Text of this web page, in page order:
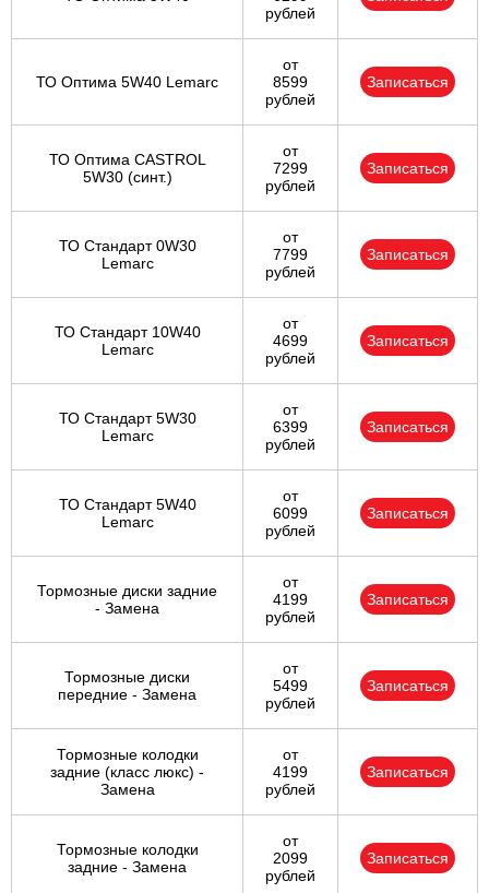
рублей
ТО Оптима 5W40 Lemarc
от
8599
рублей
Записаться
ТО Оптима CASTROL
5W30 (синт.)
от
7299
рублей
Записаться
ТО Стандарт 0W30
Lemarc
от
7799
рублей
Записаться
ТО Стандарт 10W40
Lemarc
от
4699
рублей
Записаться
ТО Стандарт 5W30
Lemarc
от
6399
рублей
Записаться
ТО Стандарт 5W40
Lemarc
от
6099
рублей
Записаться
Тормозные диски задние
- Замена
от
4199
рублей
Записаться
Тормозные диски
передние - Замена
от
5499
рублей
Записаться
Тормозные колодки
задние (класс люкс) -
Замена
от
4199
рублей
Записаться
Тормозные колодки
задние - Замена
от
2099
рублей
Записаться